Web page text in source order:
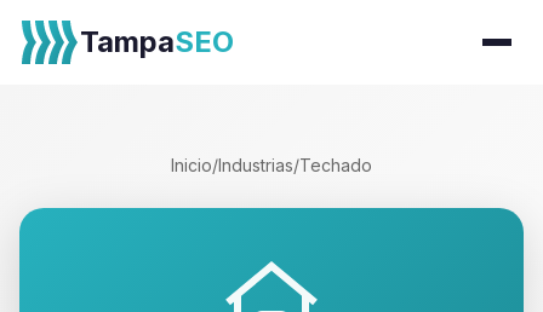
TampaSEO
Inicio/Industrias/Techado